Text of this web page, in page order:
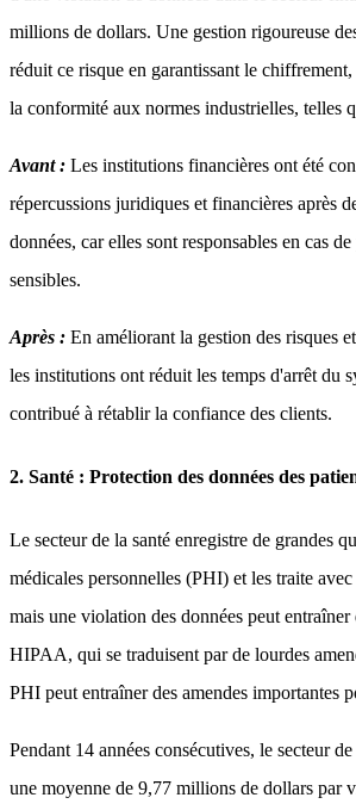
millions de dollars. Une gestion rigoureuse
réduit ce risque en garantissant le
la conformité aux normes industrielles, telles
Avant : Les institutions financières ont été
répercussions juridiques et financières après
données, car elles sont responsables en cas
sensibles.
Après : En améliorant la gestion des risques
les institutions ont réduit les temps d'arrêt du
contribué à rétablir la confiance des clients.
2. Santé : Protection des données des
Le secteur de la santé enregistre de grandes
médicales personnelles (PHI) et les traite avec
mais une violation des données peut
HIPAA, qui se traduisent par de lourdes
PHI peut entraîner des amendes importantes
Pendant 14 années consécutives, le secteur
une moyenne de 9,77 millions de dollars par